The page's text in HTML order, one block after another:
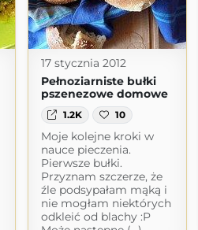
17 stycznia 2012
Pełnoziarniste bułki
pszenezowe domowe
1.2K 10
Moje kolejne kroki w
nauce pieczenia.
Pierwsze bułki.
Przyznam szczerze, że
źle podsypałam mąką i
nie mogłam niektórych
odkleić od blachy :P